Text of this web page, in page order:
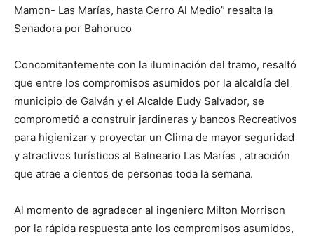
Mamon- Las Marías, hasta Cerro Al Medio” resalta la
Senadora por Bahoruco
Concomitantemente con la iluminación del tramo, resaltó
que entre los compromisos asumidos por la alcaldía del
municipio de Galván y el Alcalde Eudy Salvador, se
comprometió a construir jardineras y bancos Recreativos
para higienizar y proyectar un Clima de mayor seguridad
y atractivos turísticos al Balneario Las Marías , atracción
que atrae a cientos de personas toda la semana.
Al momento de agradecer al ingeniero Milton Morrison
por la rápida respuesta ante los compromisos asumidos,